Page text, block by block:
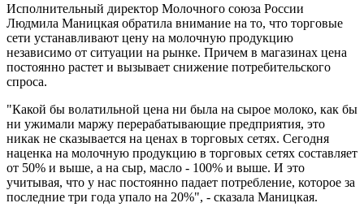
Исполнительный директор Молочного союза России
Людмила Маницкая обратила внимание на то, что торговые
сети устанавливают цену на молочную продукцию
независимо от ситуации на рынке. Причем в магазинах цена
постоянно растет и вызывает снижение потребительского
спроса.
"Какой бы волатильной цена ни была на сырое молоко, как бы
ни ужимали маржу перерабатывающие предприятия, это
никак не сказывается на ценах в торговых сетях. Сегодня
наценка на молочную продукцию в торговых сетях составляет
от 50% и выше, а на сыр, масло - 100% и выше. И это
учитывая, что у нас постоянно падает потребление, которое за
последние три года упало на 20%", - сказала Маницкая.